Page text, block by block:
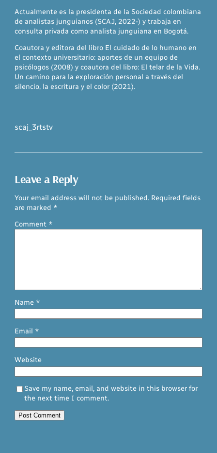
Actualmente es la presidenta de la Sociedad colombiana
de analistas junguianos (SCAJ, 2022-) y trabaja en
consulta privada como analista junguiana en Bogotá.
Coautora y editora del libro El cuidado de lo humano en
el contexto universitario: aportes de un equipo de
psicólogos (2008) y coautora del libro: El telar de la Vida.
Un camino para la exploración personal a través del
silencio, la escritura y el color (2021).
scaj_3rtstv
Leave a Reply
Your email address will not be published. Required fields
are marked *
Comment *
Name *
Email *
Website
Save my name, email, and website in this browser for
the next time I comment.